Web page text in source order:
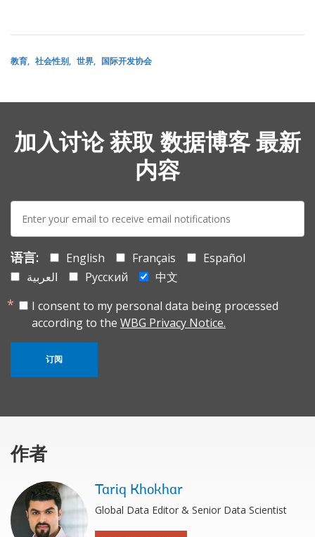
教育 社会性别 世界 国际开发协会
加入讨论 获取 数据博客 最新
内容
E-
mail:
语言: English Français
Español
العربية
Русский
中文
I consent to my personal data being processed
according to the WBG Privacy Notice.
订阅
作者
Tariq Khokhar
Global Data Editor & Senior Data Scientist